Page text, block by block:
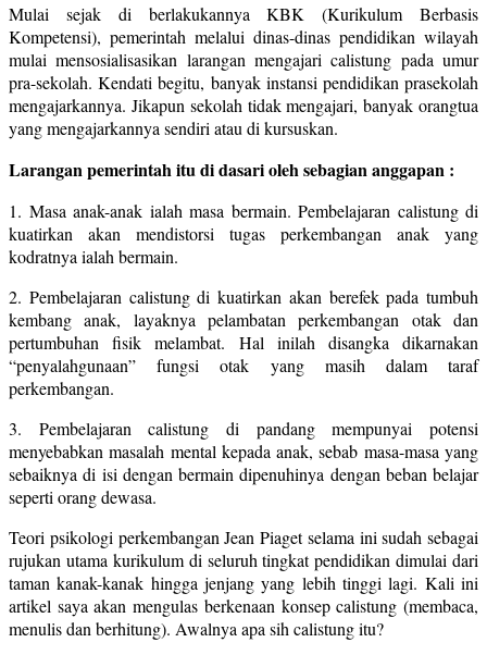
Mulai sejak di berlakukannya KBK (Kurikulum Berbasis
Kompetensi), pemerintah melalui dinas-dinas pendidikan wilayah
mulai mensosialisasikan larangan mengajari calistung pada umur
pra-sekolah. Kendati begitu, banyak instansi pendidikan prasekolah
mengajarkannya. Jikapun sekolah tidak mengajari, banyak orangtua
yang mengajarkannya sendiri atau di kursuskan.
Larangan pemerintah itu di dasari oleh sebagian anggapan :
1. Masa anak-anak ialah masa bermain. Pembelajaran calistung di
kuatirkan akan mendistorsi tugas perkembangan anak yang
kodratnya ialah bermain.
2. Pembelajaran calistung di kuatirkan akan berefek pada tumbuh
kembang anak, layaknya pelambatan perkembangan otak dan
pertumbuhan fisik melambat. Hal inilah disangka dikarnakan
“penyalahgunaan” fungsi otak yang masih dalam taraf
perkembangan.
3. Pembelajaran calistung di pandang mempunyai potensi
menyebabkan masalah mental kepada anak, sebab masa-masa yang
sebaiknya di isi dengan bermain dipenuhinya dengan beban belajar
seperti orang dewasa.
Teori psikologi perkembangan Jean Piaget selama ini sudah sebagai
rujukan utama kurikulum di seluruh tingkat pendidikan dimulai dari
taman kanak-kanak hingga jenjang yang lebih tinggi lagi. Kali ini
artikel saya akan mengulas berkenaan konsep calistung (membaca,
menulis dan berhitung). Awalnya apa sih calistung itu?